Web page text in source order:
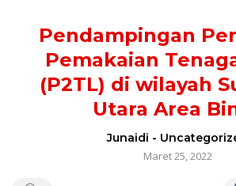
Pendampingan
Pemakaian
(P2TL) di wilayah
Utara Area
Junaidi -
Maret 25, 2022